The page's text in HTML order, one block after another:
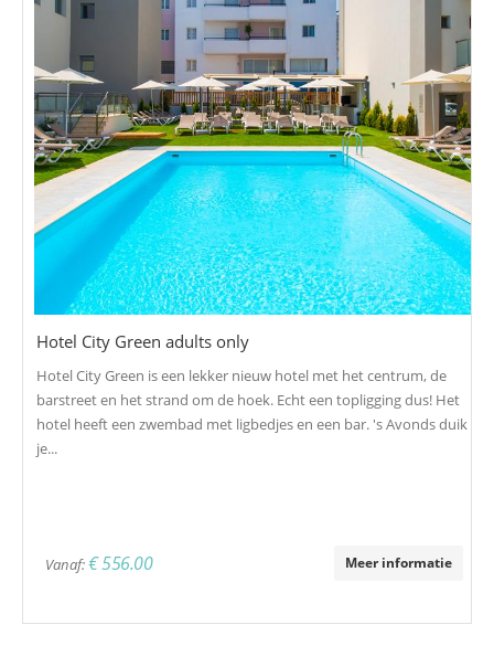
Hotel City Green adults only
Hotel City Green is een lekker nieuw hotel met het centrum, de
barstreet en het strand om de hoek. Echt een topligging dus! Het
hotel heeft een zwembad met ligbedjes en een bar. 's Avonds duik
je...
Vanaf:€ 556.00 Meer informatie